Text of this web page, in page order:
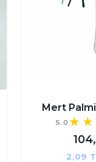
Mert
5.0
2,09